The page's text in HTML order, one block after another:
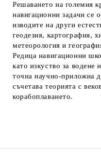
Решаването на големия
навигационни задачи се
изводите на други
геодезия, картография,
метеорология и
Редица навигационни
като изкуство за водене
точна научно-приложна
съчетава теорията с
корабоплаването.